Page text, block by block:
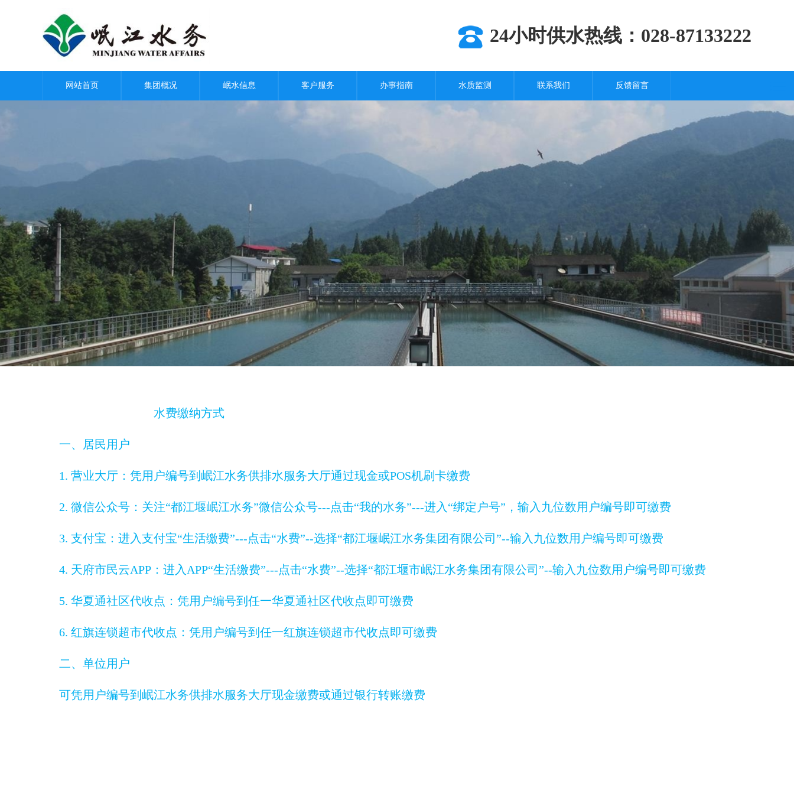
24小时供水热线：028-87133222
网站首页 集团概况 岷水信息 客户服务 办事指南 水质监测 联系我们 反馈留言
水费缴纳方式
一、居民用户
1. 营业大厅：凭用户编号到岷江水务供排水服务大厅通过现金或POS机刷卡缴费
2. 微信公众号：关注“都江堰岷江水务”微信公众号---点击“我的水务”---进入“绑定户号”，输入九位数用户编号即可缴费
3. 支付宝：进入支付宝“生活缴费”---点击“水费”--选择“都江堰岷江水务集团有限公司”--输入九位数用户编号即可缴费
4. 天府市民云APP：进入APP“生活缴费”---点击“水费”--选择“都江堰市岷江水务集团有限公司”--输入九位数用户编号即可缴费
5. 华夏通社区代收点：凭用户编号到任一华夏通社区代收点即可缴费
6. 红旗连锁超市代收点：凭用户编号到任一红旗连锁超市代收点即可缴费
二、单位用户
可凭用户编号到岷江水务供排水服务大厅现金缴费或通过银行转账缴费